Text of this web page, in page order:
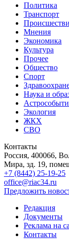
Политика
Транспорт
Мнения
Экономика
Культура
Прочее
Общество
Спорт
Наука и
Экология
ЖКХ
СВО
Контакты
Россия, 400066,
Мира, зд. 19,
+7 (8442) 25-19-25
office@riac34.ru
Предложить
Редакция
Документы
Реклама на
Контакты